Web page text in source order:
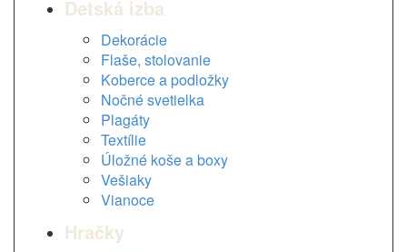
Detská izba
Dekorácie
Flaše, stolovanie
Koberce a podložky
Nočné svetielka
Plagáty
Textílie
Úložné koše a boxy
Vešiaky
Vianoce
Hračky